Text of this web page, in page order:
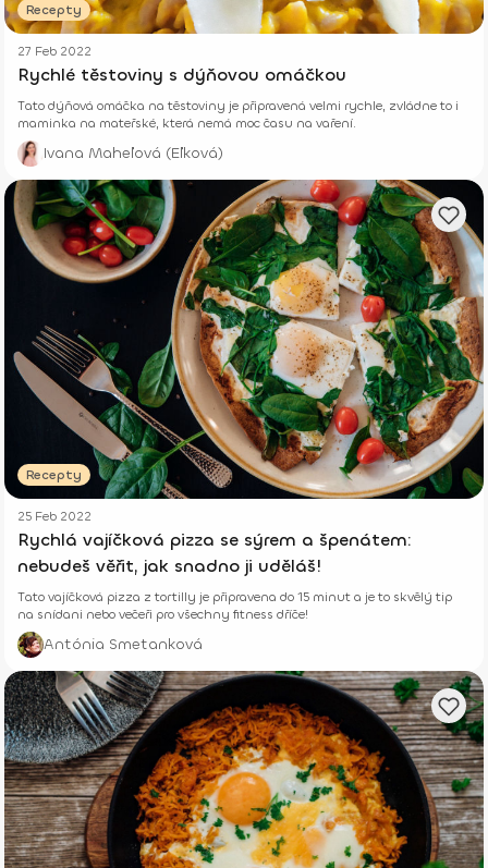
Recepty
27 Feb 2022
Rychlé těstoviny s dýňovou omáčkou
Tato dýňová omáčka na těstoviny je připravená velmi rychle, zvládne to i
maminka na mateřské, která nemá moc času na vaření.
Ivana Maheľová (Eľková)
Recepty
25 Feb 2022
Rychlá vajíčková pizza se sýrem a špenátem:
nebudeš věřit, jak snadno ji uděláš!
Tato vajíčková pizza z tortilly je připravena do 15 minut a je to skvělý tip
na snídani nebo večeři pro všechny fitness dříče!
Antónia Smetanková